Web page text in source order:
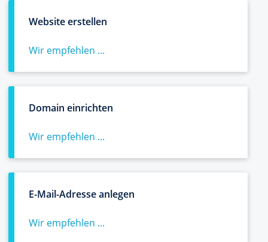
Website erstellen
Wir empfehlen ...
Domain einrichten
Wir empfehlen ...
E-Mail-Adresse anlegen
Wir empfehlen ...